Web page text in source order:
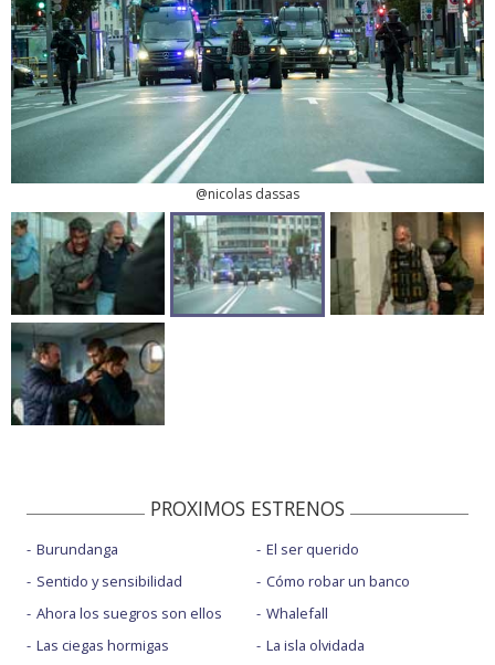
@nicolas dassas
PROXIMOS ESTRENOS
Burundanga
Sentido y sensibilidad
Ahora los suegros son ellos
Las ciegas hormigas
El ser querido
Cómo robar un banco
Whalefall
La isla olvidada